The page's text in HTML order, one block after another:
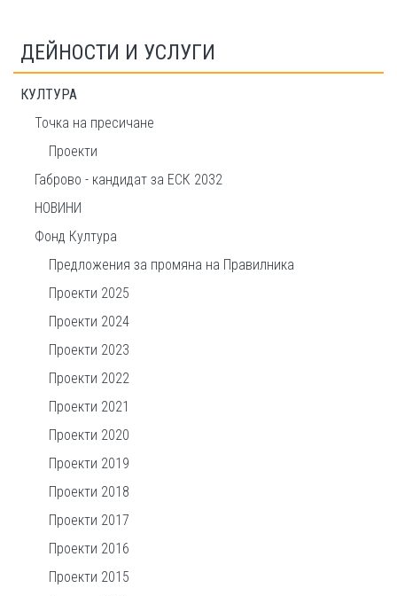
ДЕЙНОСТИ И УСЛУГИ
КУЛТУРА
Точка на пресичане
Проекти
Габрово - кандидат за ЕСК 2032
НОВИНИ
Фонд Култура
Предложения за промяна на Правилника
Проекти 2025
Проекти 2024
Проекти 2023
Проекти 2022
Проекти 2021
Проекти 2020
Проекти 2019
Проекти 2018
Проекти 2017
Проекти 2016
Проекти 2015